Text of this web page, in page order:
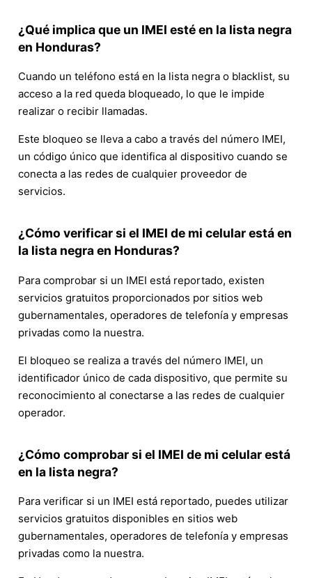
¿Qué implica que un IMEI esté en la lista negra
en Honduras?
Cuando un teléfono está en la lista negra o blacklist, su
acceso a la red queda bloqueado, lo que le impide
realizar o recibir llamadas.
Este bloqueo se lleva a cabo a través del número IMEI,
un código único que identifica al dispositivo cuando se
conecta a las redes de cualquier proveedor de
servicios.
¿Cómo verificar si el IMEI de mi celular está en
la lista negra en Honduras?
Para comprobar si un IMEI está reportado, existen
servicios gratuitos proporcionados por sitios web
gubernamentales, operadores de telefonía y empresas
privadas como la nuestra.
El bloqueo se realiza a través del número IMEI, un
identificador único de cada dispositivo, que permite su
reconocimiento al conectarse a las redes de cualquier
operador.
¿Cómo comprobar si el IMEI de mi celular está
en la lista negra?
Para verificar si un IMEI está reportado, puedes utilizar
servicios gratuitos disponibles en sitios web
gubernamentales, operadores de telefonía y empresas
privadas como la nuestra.